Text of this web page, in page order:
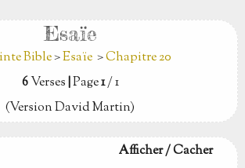
Esaïe
Bible>Esaïe >Chapitre 20
6Verses|Page1/ 1
(Version David Martin)
Afficher / Cacher